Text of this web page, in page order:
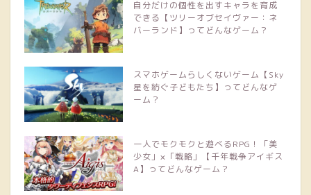
自分だけの個性を出すキャラを育成
できる【ツリーオブセイヴァー：ネ
バーランド】ってどんなゲーム？
スマホゲームらしくないゲーム【Sky
星を紡ぐ子どもたち】ってどんなゲ
ーム？
一人でモクモクと遊べるRPG！「美
少女」×「戦略」【千年戦争アイギス
A】ってどんなゲーム？